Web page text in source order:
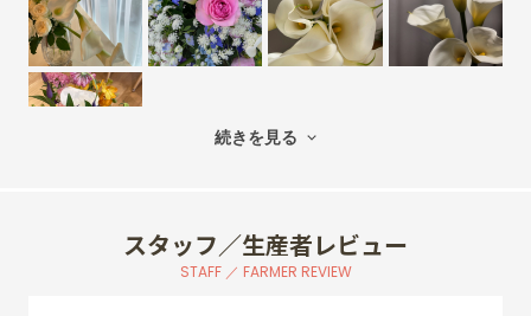
続きを見る
スタッフ／生産者レビュー
STAFF ／ FARMER REVIEW